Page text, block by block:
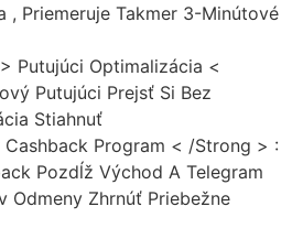
, Priemeruje Takmer 3-Minútové
Putujúci Optimalizácia <
Putujúci Prejsť Si Bez
Stiahnuť
Program < /Strong > :
Pozdĺž Východ A Telegram
Odmeny Zhrnúť Priebežne